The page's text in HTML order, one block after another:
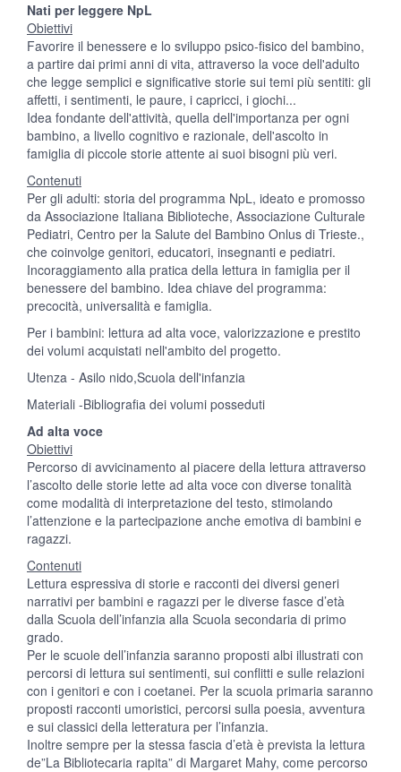
Nati per leggere NpL
Obiettivi
Favorire il benessere e lo sviluppo psico-fisico del bambino,
a partire dai primi anni di vita, attraverso la voce dell'adulto
che legge semplici e significative storie sui temi più sentiti: gli
affetti, i sentimenti, le paure, i capricci, i giochi...
Idea fondante dell'attività, quella dell'importanza per ogni
bambino, a livello cognitivo e razionale, dell'ascolto in
famiglia di piccole storie attente ai suoi bisogni più veri.
Contenuti
Per gli adulti: storia del programma NpL, ideato e promosso
da Associazione Italiana Biblioteche, Associazione Culturale
Pediatri, Centro per la Salute del Bambino Onlus di Trieste.,
che coinvolge genitori, educatori, insegnanti e pediatri.
Incoraggiamento alla pratica della lettura in famiglia per il
benessere del bambino. Idea chiave del programma:
precocità, universalità e famiglia.
Per i bambini: lettura ad alta voce, valorizzazione e prestito
dei volumi acquistati nell'ambito del progetto.
Utenza - Asilo nido,Scuola dell'infanzia
Materiali -Bibliografia dei volumi posseduti
Ad alta voce
Obiettivi
Percorso di avvicinamento al piacere della lettura attraverso
l’ascolto delle storie lette ad alta voce con diverse tonalità
come modalità di interpretazione del testo, stimolando
l’attenzione e la partecipazione anche emotiva di bambini e
ragazzi.
Contenuti
Lettura espressiva di storie e racconti dei diversi generi
narrativi per bambini e ragazzi per le diverse fasce d’età
dalla Scuola dell’infanzia alla Scuola secondaria di primo
grado.
Per le scuole dell’infanzia saranno proposti albi illustrati con
percorsi di lettura sui sentimenti, sui conflitti e sulle relazioni
con i genitori e con i coetanei. Per la scuola primaria saranno
proposti racconti umoristici, percorsi sulla poesia, avventura
e sui classici della letteratura per l’infanzia.
Inoltre sempre per la stessa fascia d’età è prevista la lettura
de”La Bibliotecaria rapita” di Margaret Mahy, come percorso